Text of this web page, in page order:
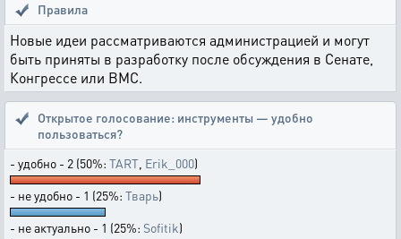
Правила
Новые идеи рассматриваются администрацией и могут
быть приняты в разработку после обсуждения в Сенате,
Конгрессе или ВМС.
Открытое голосование: инструменты — удобно
пользоваться?
- удобно - 2 (50%: TART Erik_000)
- не удобно - 1 (25%: Тварь)
- не актуально - 1 (25%: Sofitik)